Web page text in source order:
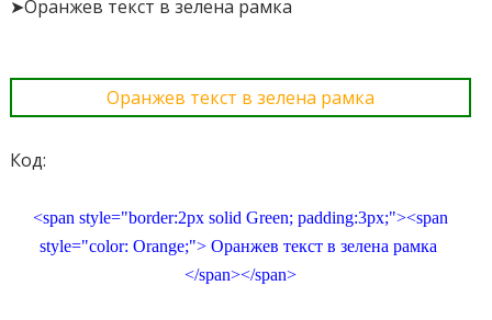
➤Оранжев текст в зелена рамка
Оранжев текст в зелена рамка
Код:
<span style="border:2px solid Green; padding:3px;"><span
style="color: Orange;"> Оранжев текст в зелена рамка
</span></span>